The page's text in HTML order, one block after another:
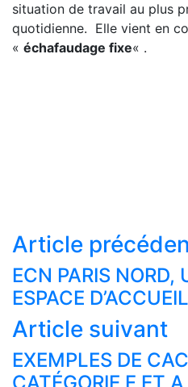
situation de travail au plus
quotidienne. Elle vient en
« échafaudage fixe« .
Article
ECN PARIS NORD,
ESPACE D’ACCUEIL
Article suivant
EXEMPLES DE
Actualités